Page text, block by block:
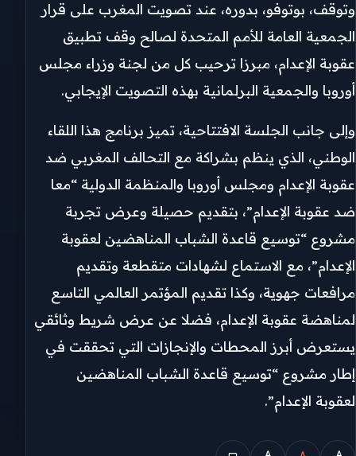
وتوقف، بوتوفو، بدوره، عند تصويت المغرب على قرار
الجمعية العامة للأمم المتحدة لصالح وقف تطبيق
عقوبة الإعدام، مبرزا ترحيب كل من لجنة وزراء مجلس
أوروبا والجمعية البرلمانية بهذه التصويت الإيجابي.
وإلى جانب الجلسة الافتتاحية، تميز برنامج هذا اللقاء
الوطني، الذي ينظم بشراكة مع التحالف المغربي ضد
عقوبة الإعدام ومجلس أوروبا والمنظمة الدولية “معا
ضد عقوبة الإعدام”، بتقديم حصيلة وعرض تجربة
مشروع “توسيع قاعدة الشباب المناهضين لعقوبة
الإعدام”، مع الاستماع لشهادات متقطعة وتقديم
مرافعات جهوية، وكذا تقديم المؤتمر العالمي التاسع
لمناهضة عقوبة الإعدام، فضلا عن عرض شريط وثائقي
يستعرض أبرز المحطات والإنجازات التي تحققت في
إطار مشروع “توسيع قاعدة الشباب المناهضين
لعقوبة الإعدام”.